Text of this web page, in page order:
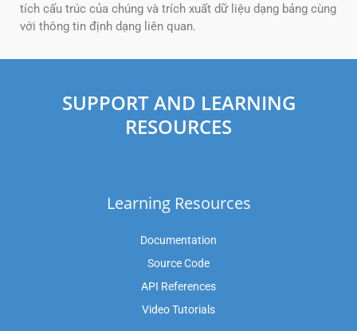
tích cấu trúc của chúng và trích xuất dữ liệu dạng bảng cùng
với thông tin định dạng liên quan.
SUPPORT AND LEARNING
RESOURCES
Learning Resources
Documentation
Source Code
API References
Video Tutorials